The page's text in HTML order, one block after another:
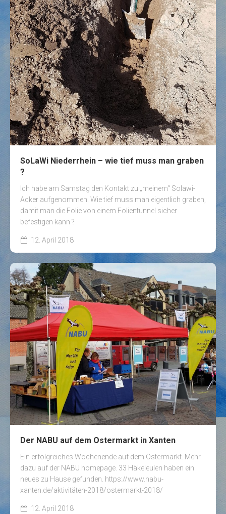
SoLaWi Niederrhein – wie tief muss man graben
?
Ich habe am Samstag den Kontakt zu „meinem“ Solawi-
Acker aufgenommen. Wie tief muss man eigentlich graben,
damit man die Folie von einem Folientunnel sicher
befestigen kann ?
12. April 2018
Der NABU auf dem Ostermarkt in Xanten
Ein erfolgreiches Wochenende auf dem Ostermarkt. Mehr
dazu auf der NABU homepage. 33 Häkeleulen haben ein
neues zu Hause gefunden. https://www.nabu-
xanten.de/aktivitäten-2018/ostermarkt-2018/
12. April 2018